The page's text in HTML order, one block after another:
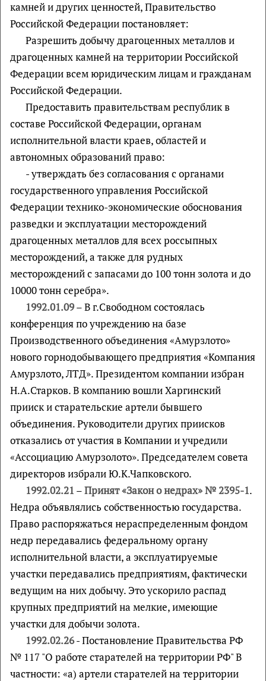
камней и других ценностей, Правительство
Российской Федерации постановляет:
Разрешить добычу драгоценных металлов и
драгоценных камней на территории Российской
Федерации всем юридическим лицам и гражданам
Российской Федерации.
Предоставить правительствам республик в
составе Российской Федерации, органам
исполнительной власти краев, областей и
автономных образований право:
- утверждать без согласования с органами
государственного управления Российской
Федерации технико-экономические обоснования
разведки и эксплуатации месторождений
драгоценных металлов для всех россыпных
месторождений, а также для рудных
месторождений с запасами до 100 тонн золота и до
10000 тонн серебра».
1992.01.09– В г.Свободном состоялась
конференция по учреждению на базе
Производственного объединения «Амурзлото»
нового горнодобывающего предприятия «Компания
Амурзлото, ЛТД». Президентом компании избран
Н.А.Старков. В компанию вошли Харгинский
прииск и старательские артели бывшего
объединения. Руководители других приисков
отказались от участия в Компании и учредили
«Ассоциацию Амурзолото». Председателем совета
директоров избрали Ю.К.Чапковского.
1992.02.21 –Принят «Закон о недрах» № 2395-1.
Недра объявлялись собственностью государства.
Право распоряжаться нераспределенным фондом
недр передавались федеральному органу
исполнительной власти, а эксплуатируемые
участки передавались предприятиям, фактически
ведущим на них добычу. Это ускорило распад
крупных предприятий на мелкие, имеющие
участки для добычи золота.
1992.02.26- Постановление Правительства РФ
№ 117 "О работе старателей на территории РФ" В
частности: «а) артели старателей на территории